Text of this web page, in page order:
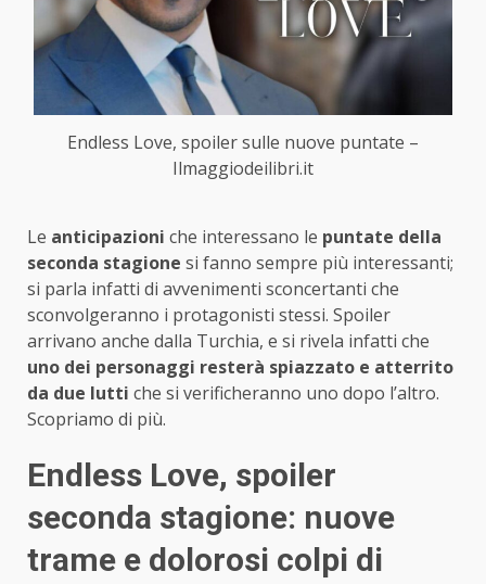
Endless Love, spoiler sulle nuove puntate –
Ilmaggiodeilibri.it
Le anticipazioni che interessano le puntate della
seconda stagione si fanno sempre più interessanti;
si parla infatti di avvenimenti sconcertanti che
sconvolgeranno i protagonisti stessi. Spoiler
arrivano anche dalla Turchia, e si rivela infatti che
uno dei personaggi resterà spiazzato e atterrito
da due lutti che si verificheranno uno dopo l’altro.
Scopriamo di più.
Endless Love, spoiler
seconda stagione: nuove
trame e dolorosi colpi di